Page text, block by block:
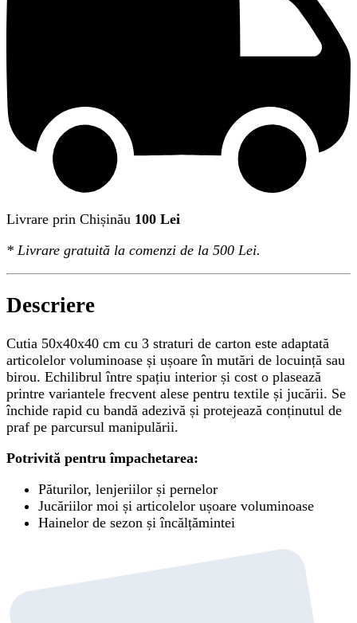
Livrare prin Chișinău 100 Lei
* Livrare gratuită la comenzi de la 500 Lei.
Descriere
Cutia 50x40x40 cm cu 3 straturi de carton este adaptată
articolelor voluminoase și ușoare în mutări de locuință sau
birou. Echilibrul între spațiu interior și cost o plasează
printre variantele frecvent alese pentru textile și jucării. Se
închide rapid cu bandă adezivă și protejează conținutul de
praf pe parcursul manipulării.
Potrivită pentru împachetarea:
Păturilor, lenjeriilor și pernelor
Jucăriilor moi și articolelor ușoare voluminoase
Hainelor de sezon și încălțămintei